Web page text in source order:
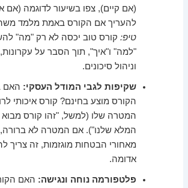
(אם קיים), צפו בשיעור לדוגמה (אם
להעריך אם הקורס באמת מלמד
טיפ: קורס טוב יכסה לא רק "מה"
"למה" ו"איך", תוך הסבר על
וניהול סיכונים.
שקיפות לגבי המודל העסקי: האם
הקורס מוצע בחינם? קורס איכותי
המטרה שלו (למשל, "זהו קורס
המלא שלנו"). אם המטרה לא
מאחורי הבטחות מוגזמות, זה צריך
אדומה.
פלטפורמה נוחה ונגישה: האם